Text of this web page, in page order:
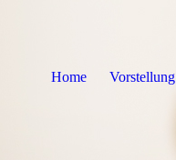
Home Vorstellung